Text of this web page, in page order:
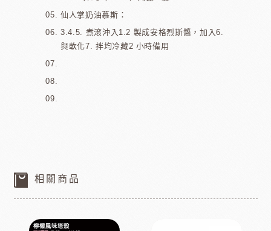
仙人掌奶油慕斯：
3.4.5. 煮滾沖入1.2 製成安格烈斯醬，加入6.
與軟化7. 拌均冷藏2 小時備用
相關商品